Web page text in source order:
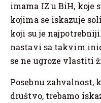
imama IZ u BiH, koje
kojima se iskazuje
koji su je
nastavi sa takvim
se ne ugroze vlastiti
Posebnu zahvalnost,
društvo, trebamo